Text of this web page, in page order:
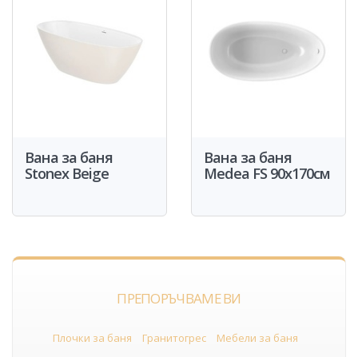
Вана за баня
Stonex Beige
Вана за баня
Medea FS 90x170см
ПРЕПОРЪЧВАМЕ ВИ
Плочки за баня Гранитогрес Мебели за баня